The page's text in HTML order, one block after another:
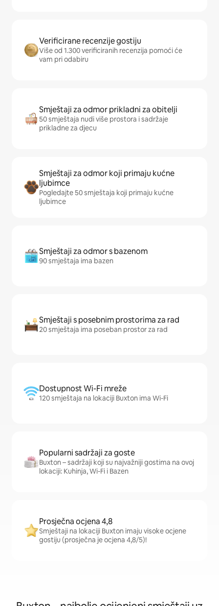
Verificirane recenzije gostiju
Više od 1.300 verificiranih recenzija pomoći će
vam pri odabiru
Smještaji za odmor prikladni za obitelji
50 smještaja nudi više prostora i sadržaje
prikladne za djecu
Smještaji za odmor koji primaju kućne
ljubimce
Pogledajte 50 smještaja koji primaju kućne
ljubimce
Smještaji za odmor s bazenom
90 smještaja ima bazen
Smještaji s posebnim prostorima za rad
20 smještaja ima poseban prostor za rad
Dostupnost Wi-Fi mreže
120 smještaja na lokaciji Buxton ima Wi-Fi
Popularni sadržaji za goste
Buxton – sadržaji koji su najvažniji gostima na ovoj
lokaciji: Kuhinja, Wi-Fi i Bazen
Prosječna ocjena 4,8
Smještaji na lokaciji Buxton imaju visoke ocjene
gostiju (prosječna je ocjena 4,8/5)!